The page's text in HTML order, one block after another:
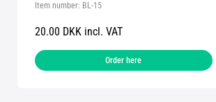
Item number: BL-15
20.00 DKK incl. VAT
Order here